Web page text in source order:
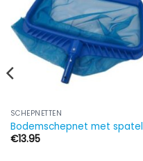
SCHEPNETTEN
Bodemschepnet met spatel
€13.95